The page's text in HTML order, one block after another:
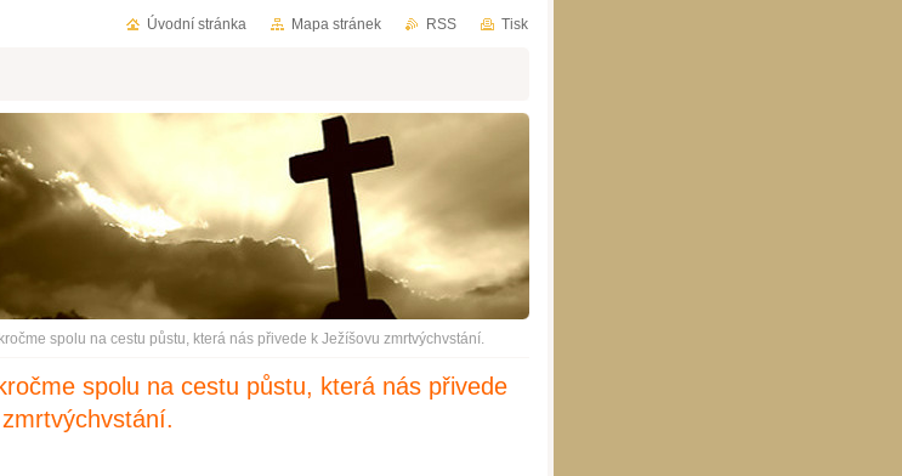
spolu na cestu půstu, která nás přivede k Ježíšovu zmrtvýchvstání.
spolu na cestu půstu, která nás přivede
Úvodní stránka Mapa stránek RSS Tisk